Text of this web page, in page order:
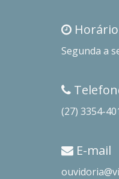
Segunda a
(27) 3354-
E-mail